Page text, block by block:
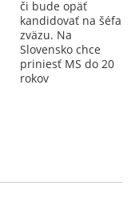
či bude opäť
kandidovať na šéfa
zväzu. Na
Slovensko chce
priniesť MS do 20
rokov